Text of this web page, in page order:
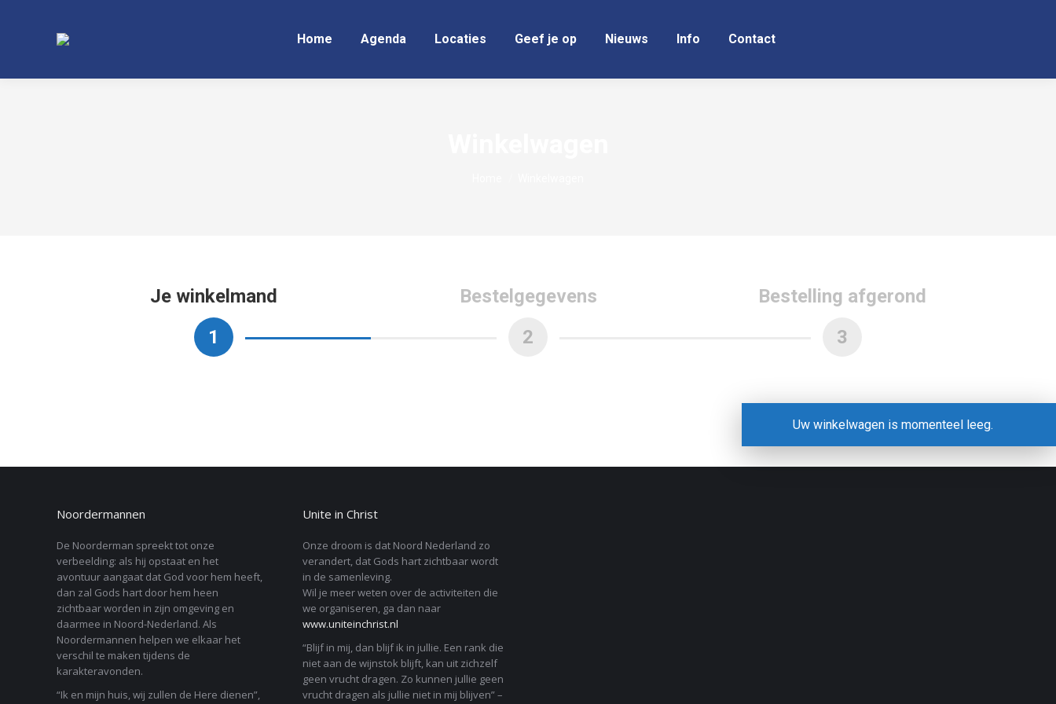
Home Agenda Locaties Geef je op Nieuws Info Contact
Je winkelmand
1
Bestelgegevens
2
Bestelling afgerond
3
Uw winkelwagen is momenteel leeg.
Noordermannen
De Noorderman spreekt tot onze
verbeelding: als hij opstaat en het
avontuur aangaat dat God voor hem heeft,
dan zal Gods hart door hem heen
zichtbaar worden in zijn omgeving en
daarmee in Noord-Nederland. Als
Noordermannen helpen we elkaar het
verschil te maken tijdens de
karakteravonden.
“Ik en mijn huis, wij zullen de Here dienen”,
Unite in Christ
Onze droom is dat Noord Nederland zo
verandert, dat Gods hart zichtbaar wordt
in de samenleving.
Wil je meer weten over de activiteiten die
we organiseren, ga dan naar
www.uniteinchrist.nl
“Blijf in mij, dan blijf ik in jullie. Een rank die
niet aan de wijnstok blijft, kan uit zichzelf
geen vrucht dragen. Zo kunnen jullie geen
vrucht dragen als jullie niet in mij blijven” –